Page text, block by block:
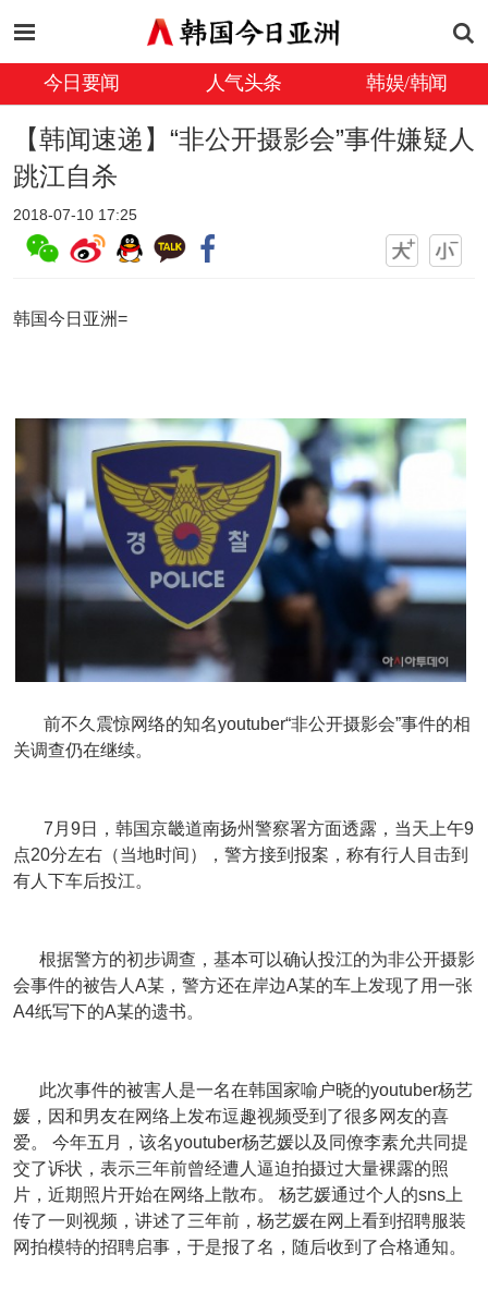
今日要闻 人气头条 韩娱/韩闻
【韩闻速递】“非公开摄影会”事件嫌疑人
跳江自杀
2018-07-10 17:25
韩国今日亚洲=
前不久震惊网络的知名youtuber“非公开摄影会”事件的相
关调查仍在继续。
7月9日，韩国京畿道南扬州警察署方面透露，当天上午9
点20分左右（当地时间），警方接到报案，称有行人目击到
有人下车后投江。
根据警方的初步调查，基本可以确认投江的为非公开摄影
会事件的被告人A某，警方还在岸边A某的车上发现了用一张
A4纸写下的A某的遗书。
此次事件的被害人是一名在韩国家喻户晓的youtuber杨艺
媛，因和男友在网络上发布逗趣视频受到了很多网友的喜
爱。 今年五月，该名youtuber杨艺媛以及同僚李素允共同提
交了诉状，表示三年前曾经遭人逼迫拍摄过大量裸露的照
片，近期照片开始在网络上散布。 杨艺媛通过个人的sns上
传了一则视频，讲述了三年前，杨艺媛在网上看到招聘服装
网拍模特的招聘启事，于是报了名，随后收到了合格通知。